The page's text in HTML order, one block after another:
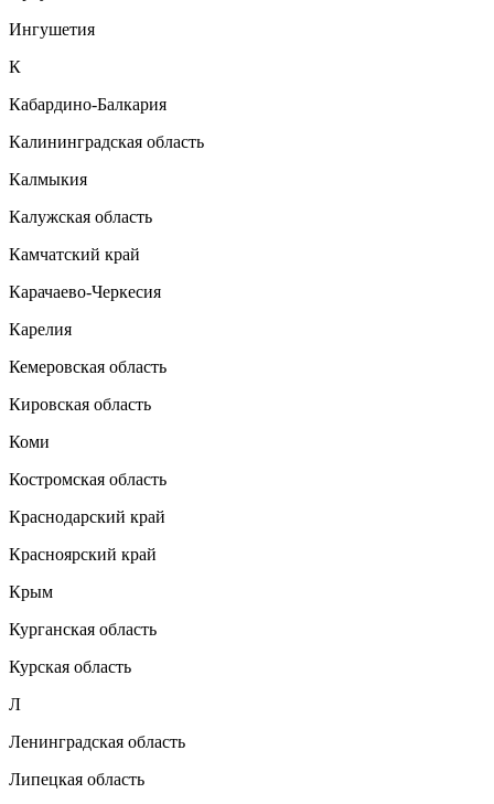
Ингушетия
К
Кабардино-Балкария
Калининградская область
Калмыкия
Калужская область
Камчатский край
Карачаево-Черкесия
Карелия
Кемеровская область
Кировская область
Коми
Костромская область
Краснодарский край
Красноярский край
Крым
Курганская область
Курская область
Л
Ленинградская область
Липецкая область